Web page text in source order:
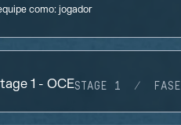
como:jogador
1 - OCESTAGE 1